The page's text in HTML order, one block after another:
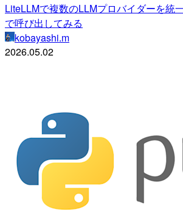
LiteLLMで複数のLLMプロバイダーを統
で呼び出してみる
kobayashi.m
2026.05.02